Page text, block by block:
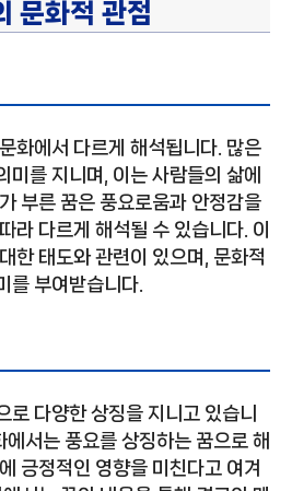
문화적 관점
화에서 다르게 해석됩니다. 많은
미를 지니며, 이는 사람들의 삶에
부른 꿈은 풍요로움과 안정감을
라 다르게 해석될 수 있습니다. 이
한 태도와 관련이 있으며, 문화적
를 부여받습니다.
로 다양한 상징을 지니고 있습니
에서는 풍요를 상징하는 꿈으로 해
긍정적인 영향을 미친다고 여겨